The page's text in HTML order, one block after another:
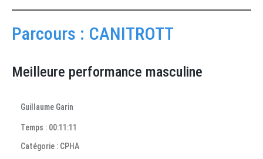
Parcours : CANITROTT
Meilleure performance masculine
Guillaume Garin
Temps : 00:11:11
Catégorie : CPHA